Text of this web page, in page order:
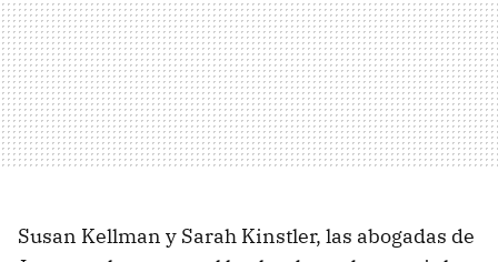
Susan Kellman y Sarah Kinstler, las abogadas de